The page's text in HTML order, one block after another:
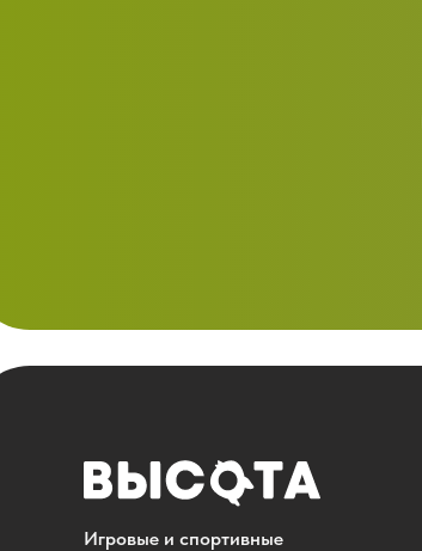
Игровые и спортивные